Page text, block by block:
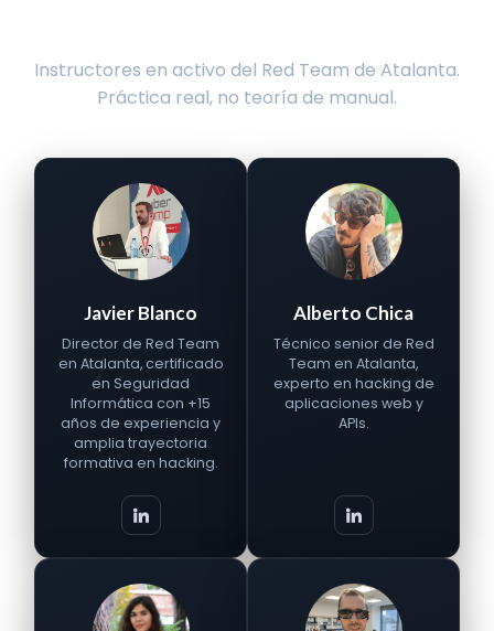
Instructores en activo del Red Team de Atalanta.
Práctica real, no teoría de manual.
Javier Blanco
Director de Red Team
en Atalanta, certificado
en Seguridad
Informática con +15
años de experiencia y
amplia trayectoria
formativa en hacking.
Alberto Chica
Técnico senior de Red
Team en Atalanta,
experto en hacking de
aplicaciones web y
APIs.